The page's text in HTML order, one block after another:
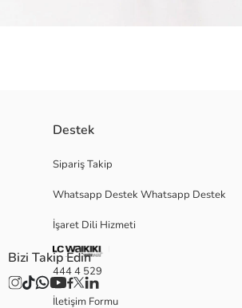
Ürün Özellikleri En: 30 cm (1-3 cm arası
gösterebilir.) Sap: Ayarlanabilir Fermuarla
Cinsiyet:
Desen:
Destek
Sipariş Takip
Whatsapp Destek Whatsapp Destek
İşaret Dili Hizmeti
444 4 529
İletişim Formu
Bizi Takip Edin